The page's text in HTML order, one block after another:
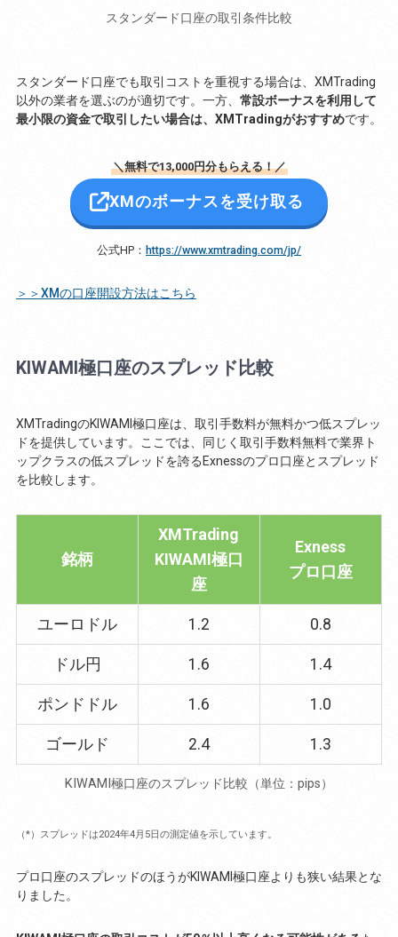
スタンダード口座の取引条件比較
スタンダード口座でも取引コストを重視する場合は、XMTrading
以外の業者を選ぶのが適切です。一方、 常設ボーナスを利用して
最小限の資金で取引したい場合は、XMTradingがおすすめです。
＼無料で13,000円分もらえる！／
XMのボーナスを受け取る
公式HP： https://www.xmtrading.com/jp/
＞＞XMの口座開設方法はこちら
KIWAMI極口座のスプレッド比較
XMTradingのKIWAMI極口座は、取引手数料が無料かつ低スプレッ
ドを提供しています。ここでは、同じく取引手数料無料で業界ト
ップクラスの低スプレッドを誇るExnessのプロ口座とスプレッド
を比較します。
銘柄
XMTrading
KIWAMI極口
座
Exness
プロ口座
ユーロドル 1.2 0.8
ドル円 1.6 1.4
ポンドドル 1.6 1.0
ゴールド 2.4 1.3
KIWAMI極口座のスプレッド比較（単位：pips）
（*）スプレッドは2024年4月5日の測定値を示しています。
プロ口座のスプレッドのほうがKIWAMI極口座よりも狭い結果とな
りました。